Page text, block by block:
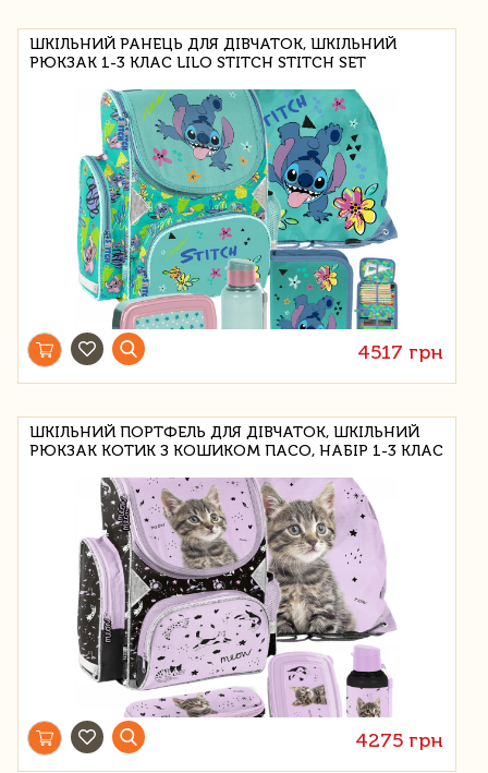
ШКІЛЬНИЙ РАНЕЦЬ ДЛЯ ДІВЧАТОК, ШКІЛЬНИЙ
РЮКЗАК 1-3 КЛАС LILO STITCH STITCH SET
4517 грн
ШКІЛЬНИЙ ПОРТФЕЛЬ ДЛЯ ДІВЧАТОК, ШКІЛЬНИЙ
РЮКЗАК КОТИК З КОШИКОМ ПАСО, НАБІР 1-3 КЛАС
4275 грн